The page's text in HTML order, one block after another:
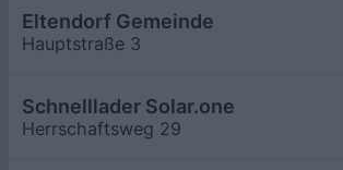
Eltendorf Gemeinde
Hauptstraße 3
Schnelllader Solar.one
Herrschaftsweg 29